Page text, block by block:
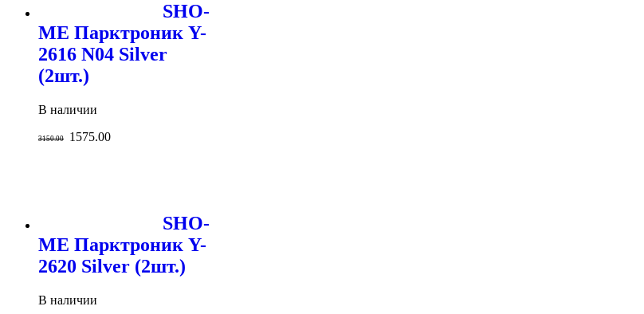
SHO-
ME Парктроник Y-
2616 N04 Silver
(2шт.)
В наличии
3150.00 1575.00
SHO-
ME Парктроник Y-
2620 Silver (2шт.)
В наличии